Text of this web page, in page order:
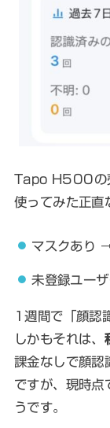
Tapo H500の
使ってみた正直
マスクあり
未登録ユー
1週間で「顔認
しかもそれは、
課金なしで顔認
ですが、現時
うです。